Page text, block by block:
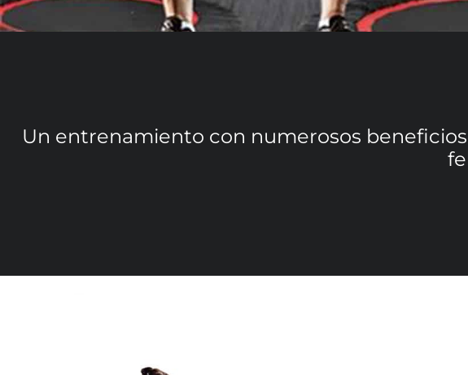
Un entrenamiento con numerosos